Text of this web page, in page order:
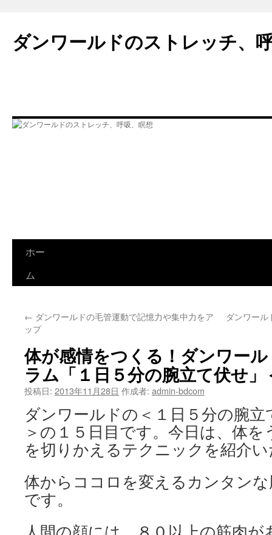
ダンワールドのストレッチ、
ン
ス
ホー
ム
← ダンワールドの毛管運動で記憶力や集中力をア
ップ
ダンワー
体が感情をつくる！ダンワー
ラム「１日５分の腕立て伏せ」
投稿日: 2013年11月28日 作成者: admin-bdcom
ダンワールドの＜１日５分の腕
＞の１５日目です。今日は、体
を切りかえるテクニックを紹介
体からココロを変えるカンタン
です。